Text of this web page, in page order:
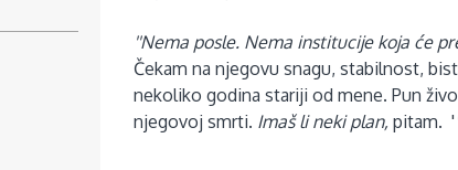
''Nema posle. Nema institucije koja će
Čekam na njegovu snagu, stabilnost,
nekoliko godina stariji od mene. Pun
njegovoj smrti. Imaš li neki plan, pitam. '